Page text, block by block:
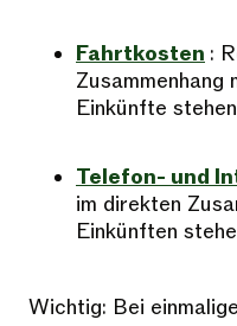
Fahrtkosten :
Einkünfte
Telefon- und
im direkten
Einkünften
Wichtig: Bei